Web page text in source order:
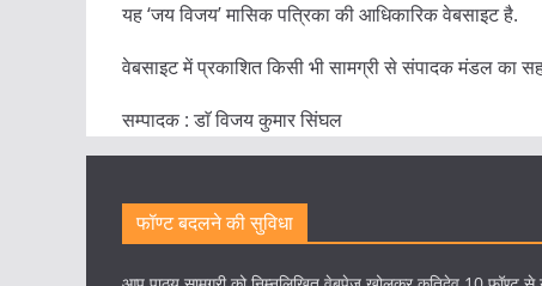
यह ‘जय विजय’ मासिक पत्रिका की आधिकारिक वेबसाइट है.
वेबसाइट में प्रकाशित किसी भी सामग्री से संपादक मंडल का
सम्पादक : डाॅ विजय कुमार सिंघल
फॉण्ट बदलने की सुविधा